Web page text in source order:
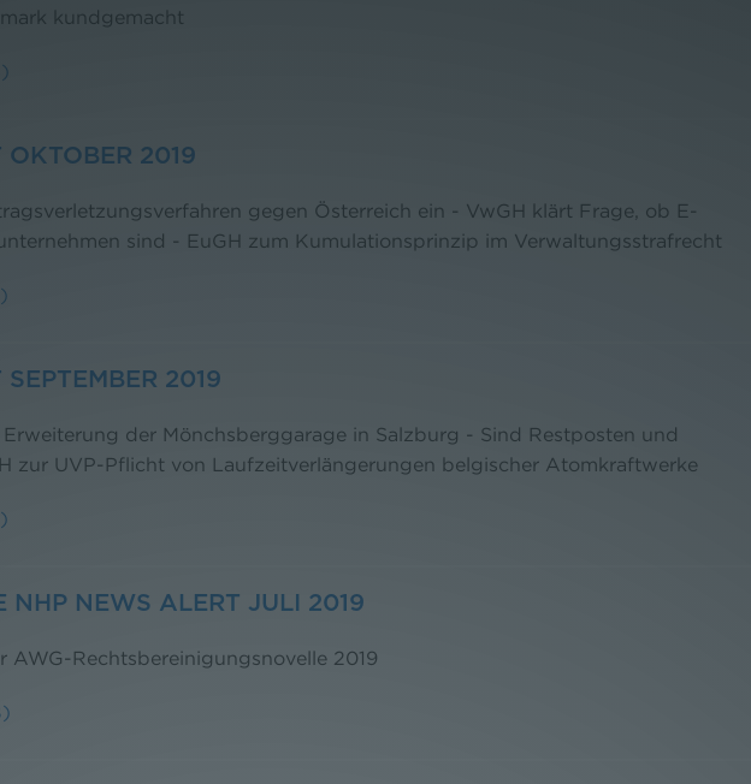
kundgemacht
OKTOBER 2019
gegen Österreich ein - VwGH klärt Frage, ob E-
sind - EuGH zum Kumulationsprinzip im Verwaltungsstrafrecht
2019
der Mönchsberggarage in Salzburg - Sind Restposten und
zur UVP-Pflicht von Laufzeitverlängerungen belgischer Atomkraftwerke
NHP NEWS ALERT JULI 2019
AWG-Rechtsbereinigungsnovelle 2019